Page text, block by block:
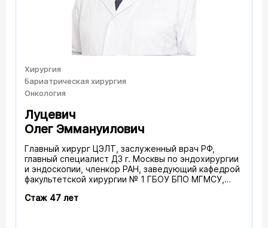
Хирургия
Бариатрическая хирургия
Онкология
Луцевич
Олег Эммануилович
Главный хирург ЦЭЛТ, заслуженный врач РФ,
главный специалист ДЗ г. Москвы по эндохирургии
и эндоскопии, членкор РАН, заведующий кафедрой
факультетской хирургии № 1 ГБОУ БПО МГМСУ,
профессор
Стаж 47 лет